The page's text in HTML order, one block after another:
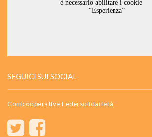
SEGUICI SUI SOCIAL
Confcooperative Federsolidarietà